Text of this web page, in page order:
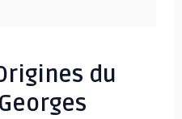
du